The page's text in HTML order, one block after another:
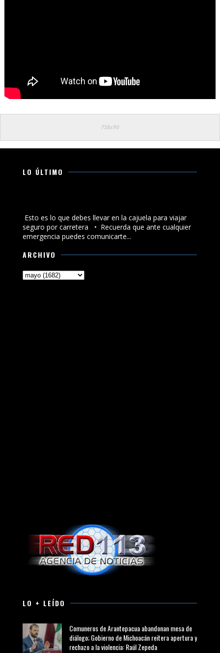
LO ÚLTIMO
Esto es lo que debes llevar en la cajuela para viajar
seguro por carretera •⁠ ⁠Recuerda que ante cualquier
emergencia puedes comunicarte...
ARCHIVO
LO + LEÍDO
Comuneros de Arantepacua abandonan mesa de
diálogo; Gobierno de Michoacán reitera apertura y
rechazo a la violencia: Raúl Zepeda